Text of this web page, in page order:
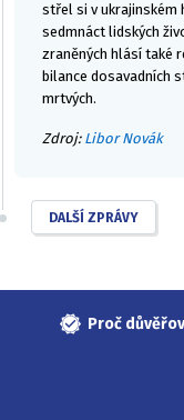
střel si v ukrajinském
sedmnáct lidských
zraněných hlásí také
bilance dosavadních
mrtvých.
Zdroj: Libor Novák
DALŠÍ ZPRÁVY
Proč